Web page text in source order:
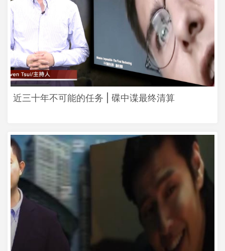
近三十年不可能的任务 | 碟中谍最终清算